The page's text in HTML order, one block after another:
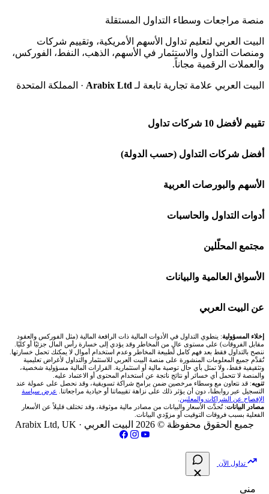
منصة مراجعات وسطاء التداول المستقلة
البيت العربي لتعليم تداول الأسهم الأمريكية، وتقييم شركات
ومنصات التداول والاستثمار في الأسهم، الذهب، النفط، الفوركس،
والعملات الرقمية مجاناً.
البيت العربي علامة تجارية تابعة لـ Arabix Ltd · المملكة المتحدة
تقييم لأفضل 10 شركات تداول
شركة Capital.com
افاتريد AvaTrade
اكسنس Exness
منصة بينانس
اكس تي بي XTB
انتراكتيف بروكرز IBKR
أفضل شركات التداول (حسب الدولة)
شركات تداول في السعودية
شركات تداول في الإمارات
شركات تداول في الكويت
شركات تداول في قطر
شركات تداول في الأردن
شركات تداول في العراق
شركات تداول في فلسطين
الأسهم والبورصات العربية
🌍 كل البورصات العربية
🇸🇦 السوق السعودية
🇦🇪 أسواق الإمارات
🇪🇬 البورصة المصرية
🇶🇦 بورصة قطر
🇯🇴 بورصة عمّان
🇧🇭 بورصة البحرين
أدوات التداول والحاسبات
🕌 حاسبة الزكاة
💱 محول العملات
🧮 حاسبة حجم اللوت
📊 حاسبة قيمة النقطة
💰 حاسبة ربح الفوركس
📌 حاسبة النقاط المحورية
📏 حاسبة حجم المركز
📈 حاسبة عائد التداول
مجتمع المحلّلين
🧱 حائط المجتمع
🏆 لوحة المحلّلين
✍️ اكتب تحليلك
الأسواق العالمية والبيانات
🌐 المؤشرات العالمية
🥇 سعر الذهب اليوم
🥇 أسعار الذهب والمعادن
💱 أسعار العملات والفوركس
💵 سعر الريال السعودي في مصر
📅 المؤشرات الاقتصادية
عن البيت العربي
من نحن
تواصل معنا
فريق المؤلفين
مقالات تعليمية
سياسة تقييم الشركات
إخلاء المسؤولية: ينطوي التداول في الأدوات المالية ذات الرافعة المالية (مثل الفوركس والعقود
مقابل الفروقات) على مستوى عالٍ من المخاطر وقد يؤدي إلى خسارة رأس المال جزئيًا أو كليًا.
ننصح بالتداول فقط بعد فهم كامل لطبيعة المخاطر وعدم استخدام أموال لا يمكنك تحمل خسارتها.
تُقدَّم جميع المعلومات المنشورة على منصة البيت العربي للاستثمار والتداول لأغراض تعليمية
وتثقيفية فقط، ولا تمثل بأي حال توصية مالية أو استثمارية. القرارات المالية مسؤولية شخصية،
والمنصة لا تتحمل أي خسائر أو نتائج ناتجة عن استخدام المحتوى أو الاعتماد عليه.
تنويه: قد نتعاون مع وسطاء مرخصين ضمن برامج شراكة تسويقية، وقد نحصل على عمولة عند
التسجيل عبر روابطنا، دون أن يؤثر ذلك على نزاهة تقييماتنا أو حيادية مراجعاتنا. عرض سياسة
الإفصاح عن الشراكات والمعلنين
مصادر البيانات: تُحدَّث الأسعار والبيانات من مصادر مالية موثوقة، وقد تختلف قليلاً عن الأسعار
الفعلية بسبب فروقات التوقيت أو مزوّدي البيانات.
جميع الحقوق محفوظة © 2026 البيت العربي · Arabix Ltd, UK
تداول الآن
منى